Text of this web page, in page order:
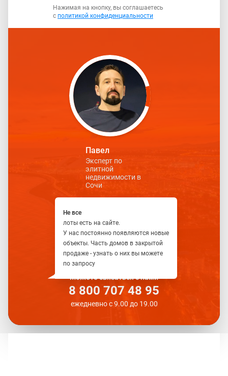
Нажимая на кнопку, вы соглашаетесь
с политикой конфиденциальности
Можете связаться с нами
8 800 707 48 95
ежедневно с 9.00 до 19.00
Павел
Эксперт по
элитной
недвижимости в
Сочи
Не все
лоты есть на сайте.
У нас постоянно появляются новые
объекты. Часть домов в закрытой
продаже - узнать о них вы можете
по запросу